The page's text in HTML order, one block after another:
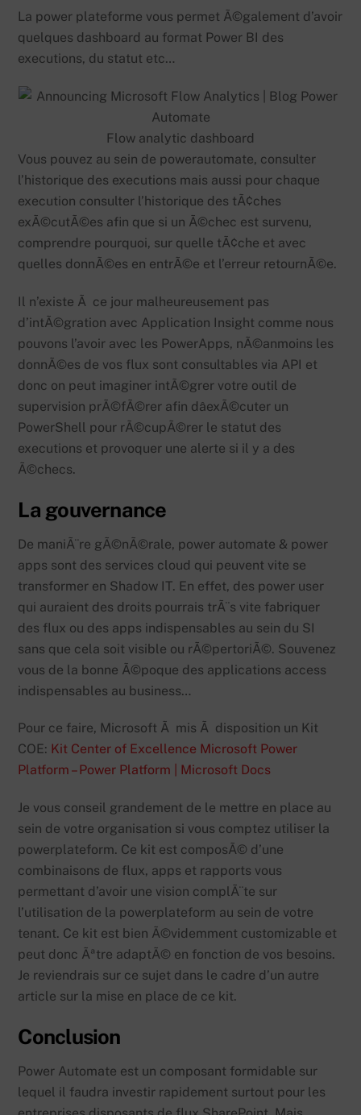
La power plateforme vous permet Ã©galement d’avoir
quelques dashboard au format Power BI des
executions, du statut etc…
Flow analytic dashboard
Vous pouvez au sein de powerautomate, consulter
l’historique des executions mais aussi pour chaque
execution consulter l’historique des tÃ¢ches
exÃ©cutÃ©es afin que si un Ã©chec est survenu,
comprendre pourquoi, sur quelle tÃ¢che et avec
quelles donnÃ©es en entrÃ©e et l’erreur retournÃ©e.
Il n’existe Ã ce jour malheureusement pas
d’intÃ©gration avec Application Insight comme nous
pouvons l’avoir avec les PowerApps, nÃ©anmoins les
donnÃ©es de vos flux sont consultables via API et
donc on peut imaginer intÃ©grer votre outil de
supervision prÃ©fÃ©rer afin dâexÃ©cuter un
PowerShell pour rÃ©cupÃ©rer le statut des
executions et provoquer une alerte si il y a des
Ã©checs.
La gouvernance
De maniÃ¨re gÃ©nÃ©rale, power automate & power
apps sont des services cloud qui peuvent vite se
transformer en Shadow IT. En effet, des power user
qui auraient des droits pourrais trÃ¨s vite fabriquer
des flux ou des apps indispensables au sein du SI
sans que cela soit visible ou rÃ©pertoriÃ©. Souvenez
vous de la bonne Ã©poque des applications access
indispensables au business…
Pour ce faire, Microsoft Ã mis Ã disposition un Kit
COE: Kit Center of Excellence Microsoft Power
Platform – Power Platform | Microsoft Docs
Je vous conseil grandement de le mettre en place au
sein de votre organisation si vous comptez utiliser la
powerplateform. Ce kit est composÃ© d’une
combinaisons de flux, apps et rapports vous
permettant d’avoir une vision complÃ¨te sur
l’utilisation de la powerplateform au sein de votre
tenant. Ce kit est bien Ã©videmment customizable et
peut donc Ãªtre adaptÃ© en fonction de vos besoins.
Je reviendrais sur ce sujet dans le cadre d’un autre
article sur la mise en place de ce kit.
Conclusion
Power Automate est un composant formidable sur
lequel il faudra investir rapidement surtout pour les